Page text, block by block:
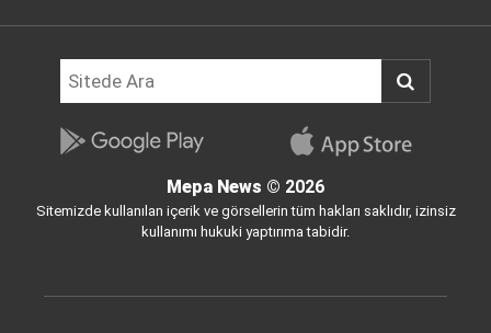
Mepa News © 2026
Sitemizde kullanılan içerik ve görsellerin tüm hakları saklıdır, izinsiz
kullanımı hukuki yaptırıma tabidir.